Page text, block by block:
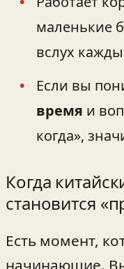
маленькие
вслух
Если вы
время и
когда»,
Когда
становится
Есть момент,
начинающие.